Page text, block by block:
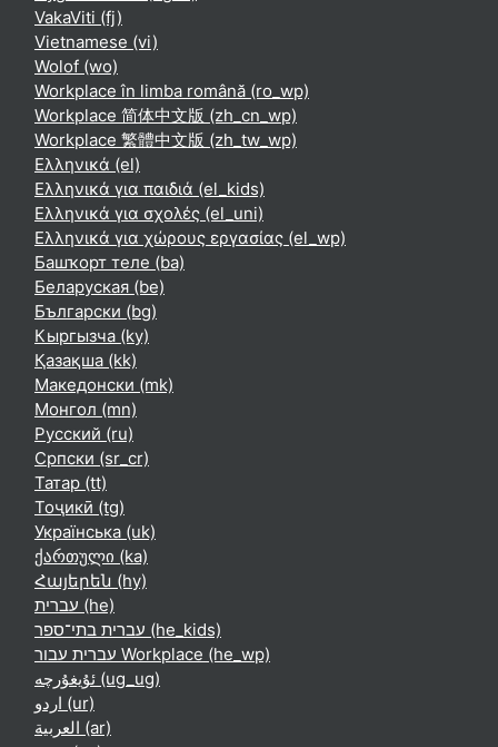
VakaViti ‎(fj)‎
Vietnamese ‎(vi)‎
Wolof ‎(wo)‎
Workplace în limba română ‎(ro_wp)‎
Workplace 简体中文版 ‎(zh_cn_wp)‎
Workplace 繁體中文版 ‎(zh_tw_wp)‎
Ελληνικά ‎(el)‎
Ελληνικά για παιδιά ‎(el_kids)‎
Ελληνικά για σχολές ‎(el_uni)‎
Ελληνικά για χώρους εργασίας ‎(el_wp)‎
Башҡорт теле ‎(ba)‎
Беларуская ‎(be)‎
Български ‎(bg)‎
Кыргызча ‎(ky)‎
Қазақша ‎(kk)‎
Македонски ‎(mk)‎
Монгол ‎(mn)‎
Русский ‎(ru)‎
Српски ‎(sr_cr)‎
Татар ‎(tt)‎
Тоҷикӣ ‎(tg)‎
Українська ‎(uk)‎
ქართული ‎(ka)‎
Հայերեն ‎(hy)‎
עברית ‎(he)‎
עברית בתי־ספר ‎(he_kids)‎
עברית עבור Workplace ‎(he_wp)‎
ئۇيغۇرچە ‎(ug_ug)‎
اردو ‎(ur)‎
العربية ‎(ar)‎